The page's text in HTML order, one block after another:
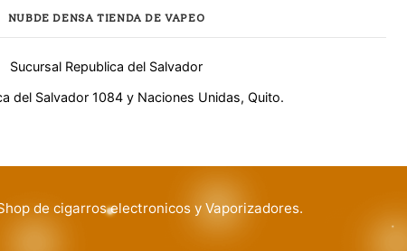
NUBDE DENSA TIENDA DE VAPEO
Sucursal Republica del Salvador
del Salvador 1084 y Naciones Unidas, Quito.
de cigarros electronicos y Vaporizadores.